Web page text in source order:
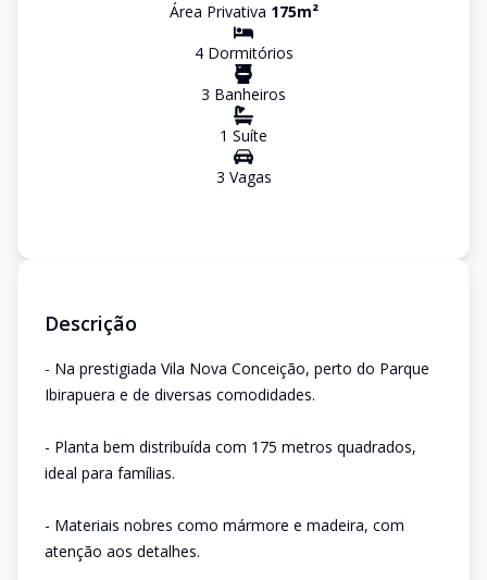
Área Privativa 175m²
4Dormitórios
3 Banheiros
1 Suíte
3 Vagas
Descrição
- Na prestigiada Vila Nova Conceição, perto do Parque
Ibirapuera e de diversas comodidades.
- Planta bem distribuída com 175 metros quadrados,
ideal para famílias.
- Materiais nobres como mármore e madeira, com
atenção aos detalhes.